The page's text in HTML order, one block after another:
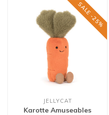
SALE -25%
JELLYCAT
Karotte Amuseables